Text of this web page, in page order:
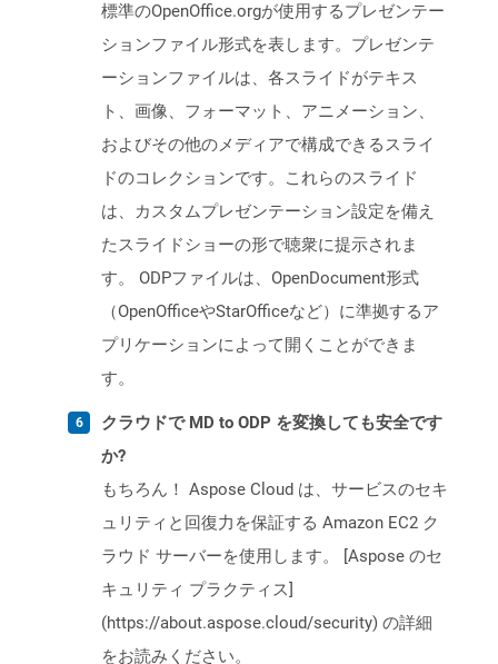
標準のOpenOffice.orgが使用するプレゼンテー
ションファイル形式を表します。プレゼンテ
ーションファイルは、各スライドがテキス
ト、画像、フォーマット、アニメーション、
およびその他のメディアで構成できるスライ
ドのコレクションです。これらのスライド
は、カスタムプレゼンテーション設定を備え
たスライドショーの形で聴衆に提示されま
す。 ODPファイルは、OpenDocument形式
（OpenOfficeやStarOfficeなど）に準拠するア
プリケーションによって開くことができま
す。
クラウドで MD to ODP を変換しても安全です
か?
もちろん！ Aspose Cloud は、サービスのセキ
ュリティと回復力を保証する Amazon EC2 ク
ラウド サーバーを使用します。 [Aspose のセ
キュリティ プラクティス]
(https://about.aspose.cloud/security) の詳細
をお読みください。